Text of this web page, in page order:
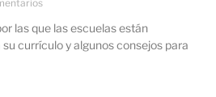
las que las escuelas están
currículo y algunos consejos para